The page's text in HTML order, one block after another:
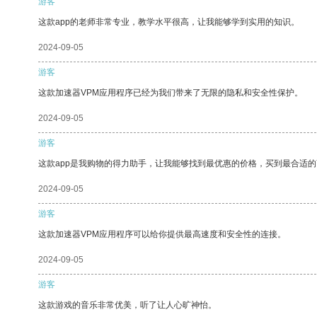
这款app的老师非常专业，教学水平很高，让我能够学到实用的知识。
2024-09-05
游客
这款加速器VPM应用程序已经为我们带来了无限的隐私和安全性保护。
2024-09-05
游客
这款app是我购物的得力助手，让我能够找到最优惠的价格，买到最合适
2024-09-05
游客
这款加速器VPM应用程序可以给你提供最高速度和安全性的连接。
2024-09-05
游客
这款游戏的音乐非常优美，听了让人心旷神怡。